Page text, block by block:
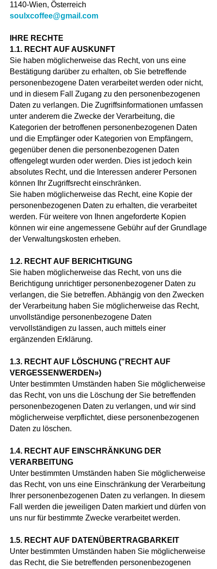
1140-Wien, Österreich
soulxcoffee@gmail.com
IHRE RECHTE
1.1. RECHT AUF AUSKUNFT
Sie haben möglicherweise das Recht, von uns eine
Bestätigung darüber zu erhalten, ob Sie betreffende
personenbezogene Daten verarbeitet werden oder nicht,
und in diesem Fall Zugang zu den personenbezogenen
Daten zu verlangen. Die Zugriffsinformationen umfassen
unter anderem die Zwecke der Verarbeitung, die
Kategorien der betroffenen personenbezogenen Daten
und die Empfänger oder Kategorien von Empfängern,
gegenüber denen die personenbezogenen Daten
offengelegt wurden oder werden. Dies ist jedoch kein
absolutes Recht, und die Interessen anderer Personen
können Ihr Zugriffsrecht einschränken.
Sie haben möglicherweise das Recht, eine Kopie der
personenbezogenen Daten zu erhalten, die verarbeitet
werden. Für weitere von Ihnen angeforderte Kopien
können wir eine angemessene Gebühr auf der Grundlage
der Verwaltungskosten erheben.
1.2. RECHT AUF BERICHTIGUNG
Sie haben möglicherweise das Recht, von uns die
Berichtigung unrichtiger personenbezogener Daten zu
verlangen, die Sie betreffen. Abhängig von den Zwecken
der Verarbeitung haben Sie möglicherweise das Recht,
unvollständige personenbezogene Daten
vervollständigen zu lassen, auch mittels einer
ergänzenden Erklärung.
1.3. RECHT AUF LÖSCHUNG ("RECHT AUF
VERGESSENWERDEN»)
Unter bestimmten Umständen haben Sie möglicherweise
das Recht, von uns die Löschung der Sie betreffenden
personenbezogenen Daten zu verlangen, und wir sind
möglicherweise verpflichtet, diese personenbezogenen
Daten zu löschen.
1.4. RECHT AUF EINSCHRÄNKUNG DER
VERARBEITUNG
Unter bestimmten Umständen haben Sie möglicherweise
das Recht, von uns eine Einschränkung der Verarbeitung
Ihrer personenbezogenen Daten zu verlangen. In diesem
Fall werden die jeweiligen Daten markiert und dürfen von
uns nur für bestimmte Zwecke verarbeitet werden.
1.5. RECHT AUF DATENÜBERTRAGBARKEIT
Unter bestimmten Umständen haben Sie möglicherweise
das Recht, die Sie betreffenden personenbezogenen
HABEN
SIE NOCH
FRAGEN?
Schreiben Sie Ihre Nachricht auf
WhatsApp oder rufen Sie uns einfach an:
+43 664
657 2360
Email: franchise@soulxcoffee.com
ComeonDante
Über Impressum